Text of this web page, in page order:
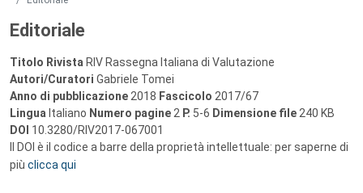
Editoriale
Titolo Rivista RIV Rassegna Italiana di Valutazione
Autori/Curatori Gabriele Tomei
Anno di pubblicazione 2018 Fascicolo 2017/67
Lingua Italiano Numero pagine 2 P. 5-6 Dimensione file 240 KB
DOI 10.3280/RIV2017-067001
Il DOI è il codice a barre della proprietà intellettuale: per saperne di
più clicca qui